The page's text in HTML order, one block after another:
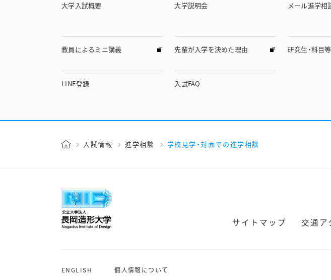
大学入試概要 大学説明会 メール進学相
教員によるミニ講義 先輩が入学を決めた理由 研究生・科目
LINE登録 入試FAQ
入試情報 進学相談 学校見学・対面での進学相談
サイトマップ 交通ア
ENGLISH 個人情報について